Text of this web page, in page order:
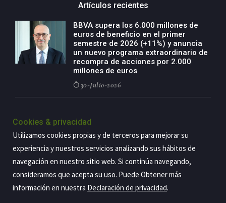
Artículos recientes
BBVA supera los 6.000 millones de
euros de beneficio en el primer
semestre de 2026 (+11%) y anuncia
un nuevo programa extraordinario de
recompra de acciones por 2.000
millones de euros
30-Julio-2026
negocio agro con un modelo global
de especialización presente en siete
países
29-Julio-2026
Cookies & privacidad
Utilizamos cookies propias y de terceros para mejorar su
experiencia y nuestros servicios analizando sus hábitos de
navegación en nuestro sitio web. Si continúa navegando,
consideramos que acepta su uso. Puede Obtener más
información en nuestra Declaración de privacidad.